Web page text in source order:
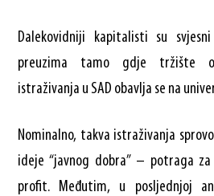
Dalekovidniji kapitalisti su
preuzima tamo gdje tržište
istraživanja u SAD obavlja se na
Nominalno, takva istraživanja
ideje “javnog dobra” – potraga
profit. Međutim, u posljednjoj